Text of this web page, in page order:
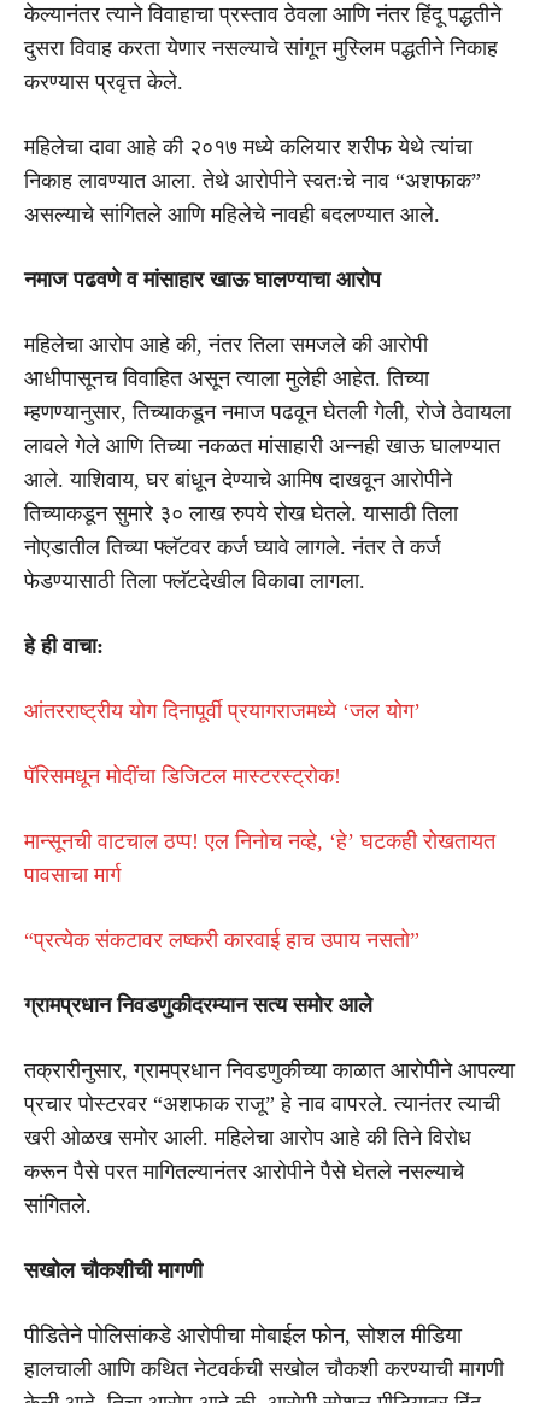
केल्यानंतर त्याने विवाहाचा प्रस्ताव ठेवला आणि नंतर हिंदू पद्धतीने
दुसरा विवाह करता येणार नसल्याचे सांगून मुस्लिम पद्धतीने निकाह
करण्यास प्रवृत्त केले.
महिलेचा दावा आहे की २०१७ मध्ये कलियार शरीफ येथे त्यांचा
निकाह लावण्यात आला. तेथे आरोपीने स्वतःचे नाव “अशफाक”
असल्याचे सांगितले आणि महिलेचे नावही बदलण्यात आले.
नमाज पढवणे व मांसाहार खाऊ घालण्याचा आरोप
महिलेचा आरोप आहे की, नंतर तिला समजले की आरोपी
आधीपासूनच विवाहित असून त्याला मुलेही आहेत. तिच्या
म्हणण्यानुसार, तिच्याकडून नमाज पढवून घेतली गेली, रोजे ठेवायला
लावले गेले आणि तिच्या नकळत मांसाहारी अन्नही खाऊ घालण्यात
आले. याशिवाय, घर बांधून देण्याचे आमिष दाखवून आरोपीने
तिच्याकडून सुमारे ३० लाख रुपये रोख घेतले. यासाठी तिला
नोएडातील तिच्या फ्लॅटवर कर्ज घ्यावे लागले. नंतर ते कर्ज
फेडण्यासाठी तिला फ्लॅटदेखील विकावा लागला.
हे ही वाचा:
आंतरराष्ट्रीय योग दिनापूर्वी प्रयागराजमध्ये ‘जल योग’
पॅरिसमधून मोदींचा डिजिटल मास्टरस्ट्रोक!
मान्सूनची वाटचाल ठप्प! एल निनोच नव्हे, ‘हे’ घटकही रोखतायत
पावसाचा मार्ग
“प्रत्येक संकटावर लष्करी कारवाई हाच उपाय नसतो”
ग्रामप्रधान निवडणुकीदरम्यान सत्य समोर आले
तक्रारीनुसार, ग्रामप्रधान निवडणुकीच्या काळात आरोपीने आपल्या
प्रचार पोस्टरवर “अशफाक राजू” हे नाव वापरले. त्यानंतर त्याची
खरी ओळख समोर आली. महिलेचा आरोप आहे की तिने विरोध
करून पैसे परत मागितल्यानंतर आरोपीने पैसे घेतले नसल्याचे
सांगितले.
सखोल चौकशीची मागणी
पीडितेने पोलिसांकडे आरोपीचा मोबाईल फोन, सोशल मीडिया
हालचाली आणि कथित नेटवर्कची सखोल चौकशी करण्याची मागणी